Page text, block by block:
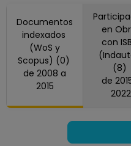
Documentos
indexados
(WoS y
Scopus) (0)
de 2008 a
2015
en
con
(8)
de 2015
2022